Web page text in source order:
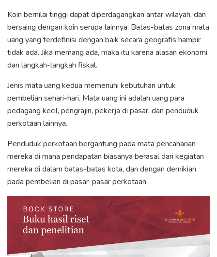
Koin bernilai tinggi dapat diperdagangkan antar wilayah, dan
bersaing dengan koin serupa lainnya. Batas-batas zona mata
uang yang terdefinisi dengan baik secara geografis hampir
tidak ada. Jika memang ada, maka itu karena alasan ekonomi
dan langkah-langkah fiskal.
Jenis mata uang kedua memenuhi kebutuhan untuk
pembelian sehari-hari. Mata uang ini adalah uang para
pedagang kecil, pengrajin, pekerja di pasar, dan penduduk
perkotaan lainnya.
Penduduk perkotaan bergantung pada mata pencaharian
mereka di mana pendapatan biasanya berasal dari kegiatan
mereka di dalam batas-batas kota, dan dengan demikian
pada pembelian di pasar-pasar perkotaan.